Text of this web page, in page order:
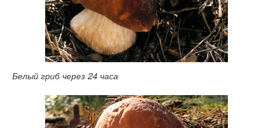
Белый гриб через 24 часа